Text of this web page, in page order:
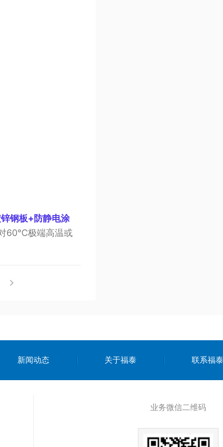
钢板+防静电涂
60℃极端高温或
新闻动态 关于福泰 联系福泰
业务微信二维码